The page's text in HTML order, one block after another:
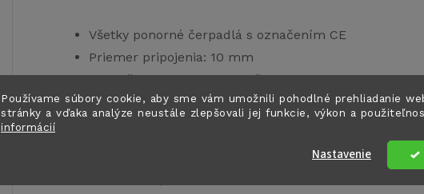
Používame súbory cookie, aby sme vám umožnili pohodlné prehliadanie
stránky a vďaka analýze neustále zlepšovali jej funkcie, výkon a
informácií
Nastavenie
Všetky ponorné čerpadlá s označením CE
Priemer pripojenia: 10 mm
Bezpečný chod na sucho až 30 minút
Trvalé mazanie